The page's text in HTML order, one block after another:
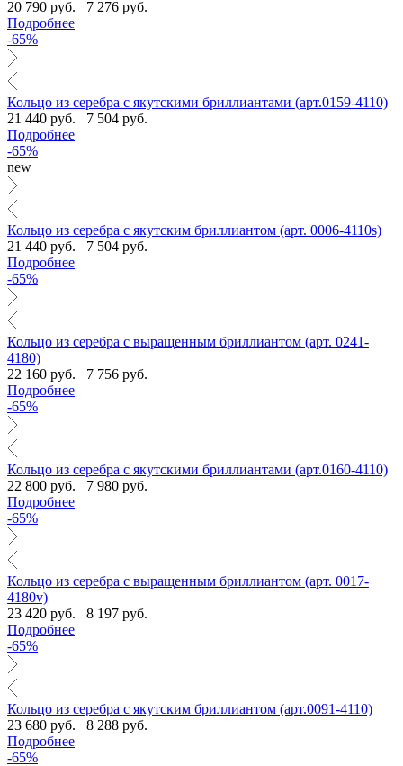
20 790 руб.
7 276 руб.
Подробнее
-65%
Кольцо из серебра с якутскими бриллиантами (арт.0159-4110)
21 440 руб.
7 504 руб.
Подробнее
-65%
new
Кольцо из серебра с якутским бриллиантом (арт. 0006-4110s)
21 440 руб.
7 504 руб.
Подробнее
-65%
Кольцо из серебра с выращенным бриллиантом (арт. 0241-
4180)
22 160 руб.
7 756 руб.
Подробнее
-65%
Кольцо из серебра с якутскими бриллиантами (арт.0160-4110)
22 800 руб.
7 980 руб.
Подробнее
-65%
Кольцо из серебра с выращенным бриллиантом (арт. 0017-
4180v)
23 420 руб.
8 197 руб.
Подробнее
-65%
Кольцо из серебра с якутским бриллиантом (арт.0091-4110)
23 680 руб.
8 288 руб.
Подробнее
-65%